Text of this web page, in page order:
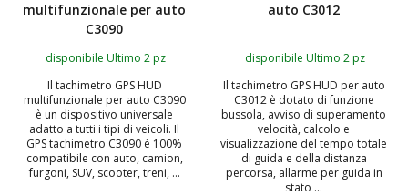
multifunzionale per auto
C3090
disponibile Ultimo 2 pz
Il tachimetro GPS HUD
multifunzionale per auto C3090
è un dispositivo universale
adatto a tutti i tipi di veicoli. Il
GPS tachimetro C3090 è 100%
compatibile con auto, camion,
furgoni, SUV, scooter, treni, ...
auto C3012
disponibile Ultimo 2 pz
Il tachimetro GPS HUD per auto
C3012 è dotato di funzione
bussola, avviso di superamento
velocità, calcolo e
visualizzazione del tempo totale
di guida e della distanza
percorsa, allarme per guida in
stato ...